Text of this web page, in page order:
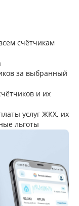
счётчикам
за выбранный
и их
услуг ЖКХ, их
льготы